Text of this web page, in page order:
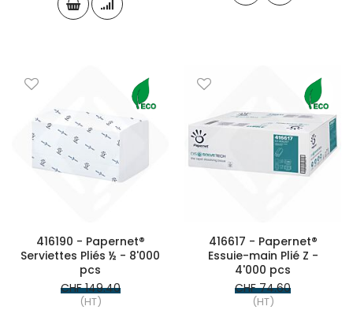
416190 - Papernet®
Serviettes Pliés ½ - 8'000
pcs
CHF 149.40
(HT)
416617 - Papernet®
Essuie-main Plié Z -
4'000 pcs
CHF 74.60
(HT)